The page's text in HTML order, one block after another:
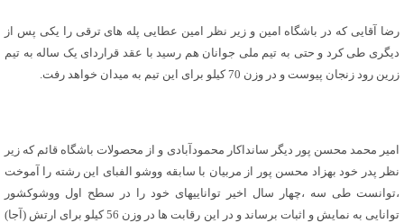
رضا آقایی که در باشگاه امین و زیر نظر امین عطایی پله های ترقی را یکی پس از
دیگری طی کرد و حتی به تیم ملی جوانان هم رسید با عقد قراردای یک ساله به تیم
زرین رود زنجان پیوست و در وزن 70 کیلو برای این تیم به میدان خواهد رفت.
امیر محمد محسن پور دیگر سانداکار محمودآبادی و از محصولات باشگاه قائم که زیر
نظر پدر خود بهزاد محسن پور از مربیان با سابقه ووشو الفبای این رشته را آموخت
،توانست طی سه ،چهار سال اخیر تواناییهای خود را در سطح اول ووشوکشور
توانایی به نمایش و اثبات برساند و در این رقابت ها در وزن 56 کیلو برای ارتش (آجا)